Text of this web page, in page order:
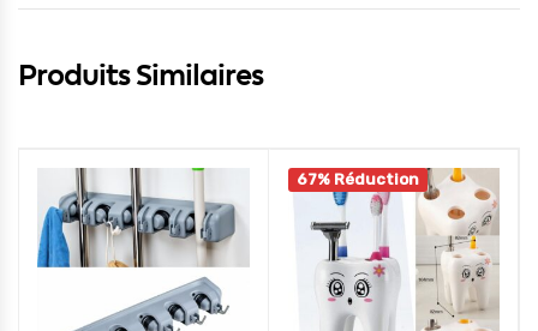
Produits Similaires
67% Réduction